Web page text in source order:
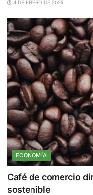
4 DE ENERO DE 2025
ECONOMÍA
Café de comercio
sostenible